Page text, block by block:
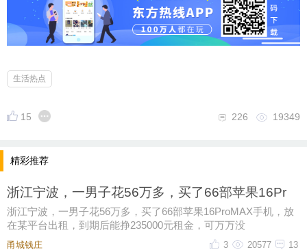
多？
小编先来：
现在很多人家里都在养宠物，有的人养宠物获得了很
里有养宠物吗？你觉得养宠物是快乐多还是烦恼多？
生活热点
15 19349
226
精彩推荐
浙江宁波，一男子花56万多，买了66部苹果16Pr
浙江宁波，一男子花56万多，买了66部苹果16ProMAX手机，放
在某平台出租，到期后能挣235000元租金，可万万没
甬城钱庄 13
20577
3